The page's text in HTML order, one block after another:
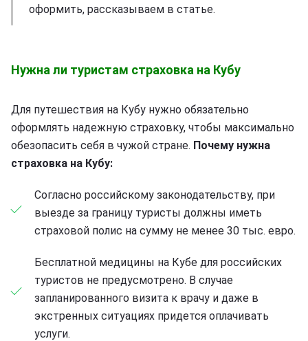
оформить, рассказываем в статье.
Нужна ли туристам страховка на Кубу
Для путешествия на Кубу нужно обязательно
оформлять надежную страховку, чтобы максимально
обезопасить себя в чужой стране. Почему нужна
страховка на Кубу:
Согласно российскому законодательству, при
выезде за границу туристы должны иметь
страховой полис на сумму не менее 30 тыс. евро.
Бесплатной медицины на Кубе для российских
туристов не предусмотрено. В случае
запланированного визита к врачу и даже в
экстренных ситуациях придется оплачивать
услуги.